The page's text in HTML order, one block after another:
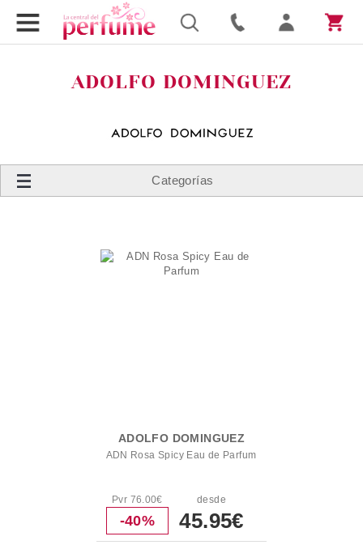
ADOLFO DOMINGUEZ
Categorías
ADOLFO DOMINGUEZ
ADN Rosa Spicy Eau de Parfum
Pvr 76.00€
-40%
desde
45.95€